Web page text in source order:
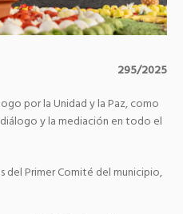
295/2025
por la Unidad y la Paz, como
y la mediación en todo el
Primer Comité del municipio,